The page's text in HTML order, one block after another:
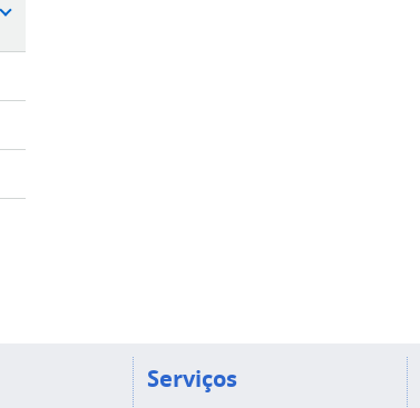
Serviços